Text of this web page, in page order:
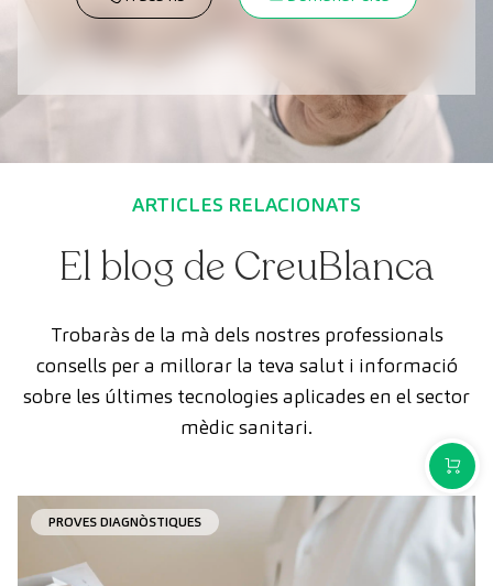
ARTICLES RELACIONATS
El blog de CreuBlanca
Trobaràs de la mà dels nostres professionals
consells per a millorar la teva salut i informació
sobre les últimes tecnologies aplicades en el sector
mèdic sanitari.
PROVES DIAGNÒSTIQUES